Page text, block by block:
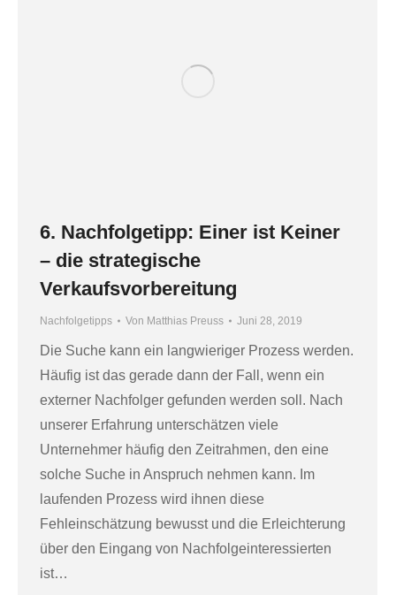
6. Nachfolgetipp: Einer ist Keiner
– die strategische
Verkaufsvorbereitung
Nachfolgetipps Von Matthias Preuss Juni 28, 2019
Die Suche kann ein langwieriger Prozess werden.
Häufig ist das gerade dann der Fall, wenn ein
externer Nachfolger gefunden werden soll. Nach
unserer Erfahrung unterschätzen viele
Unternehmer häufig den Zeitrahmen, den eine
solche Suche in Anspruch nehmen kann. Im
laufenden Prozess wird ihnen diese
Fehleinschätzung bewusst und die Erleichterung
über den Eingang von Nachfolgeinteressierten
ist…